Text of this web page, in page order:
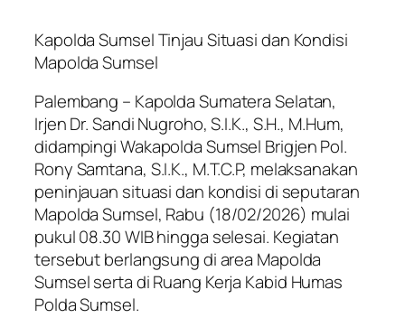
Kapolda Sumsel Tinjau Situasi dan Kondisi
Mapolda Sumsel
Palembang – Kapolda Sumatera Selatan,
Irjen Dr. Sandi Nugroho, S.I.K., S.H., M.Hum,
didampingi Wakapolda Sumsel Brigjen Pol.
Rony Samtana, S.I.K., M.T.C.P, melaksanakan
peninjauan situasi dan kondisi di seputaran
Mapolda Sumsel, Rabu (18/02/2026) mulai
pukul 08.30 WIB hingga selesai. Kegiatan
tersebut berlangsung di area Mapolda
Sumsel serta di Ruang Kerja Kabid Humas
Polda Sumsel.